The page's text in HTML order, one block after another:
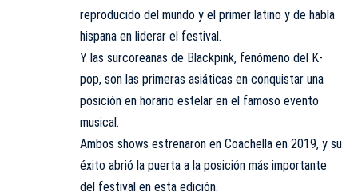
reproducido del mundo y el primer latino y de habla
hispana en liderar el festival.
Y las surcoreanas de Blackpink, fenómeno del K-
pop, son las primeras asiáticas en conquistar una
posición en horario estelar en el famoso evento
musical.
Ambos shows estrenaron en Coachella en 2019, y su
éxito abrió la puerta a la posición más importante
del festival en esta edición.